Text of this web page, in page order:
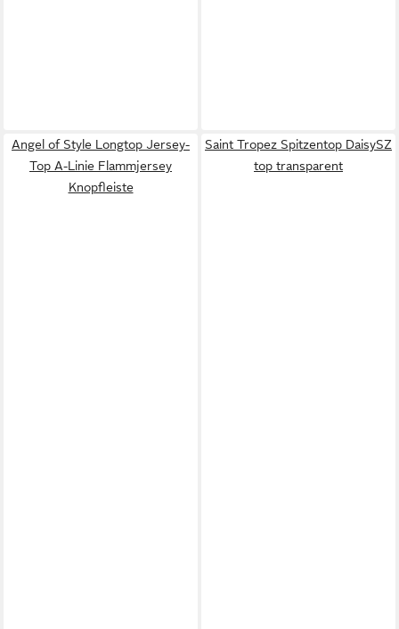
Angel of Style Longtop Jersey-
Top A-Linie Flammjersey
Knopfleiste
Saint Tropez Spitzentop DaisySZ
top transparent